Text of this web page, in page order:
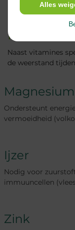
Enkele
Naast vitamines
de weerstand
Magnesium
Ondersteunt
vermoeidheid
Ijzer
Nodig voor
immuuncellen
Zink
Alles